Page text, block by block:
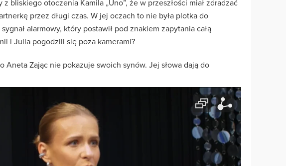
bliskiego otoczenia Kamila „Uno”, że w przeszłości miał zdradzać
przez długi czas. W jej oczach to nie była plotka do
alarmowy, który postawił pod znakiem zapytania całą
i Julia pogodzili się poza kamerami?
Aneta Zając nie pokazuje swoich synów. Jej słowa dają do